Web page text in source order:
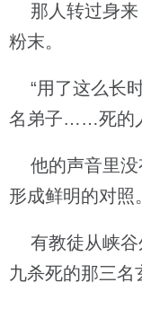
那人转过身来
粉末。
“用了这么长
名弟子……死的
他的声音里没
形成鲜明的对照。
有教徒从峡谷
九杀死的那三名